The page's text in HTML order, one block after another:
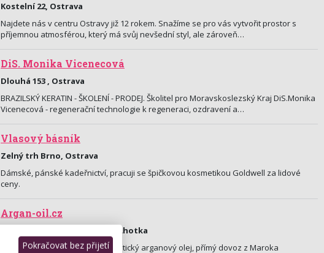
Kostelní 22, Ostrava
Najdete nás v centru Ostravy již 12 rokem. Snažíme se pro vás vytvořit prostor s
příjemnou atmosférou, který má svůj nevšední styl, ale zároveň…
DiS. Monika Vicenecová
Dlouhá 153 , Ostrava
BRAZILSKÝ KERATIN - ŠKOLENÍ - PRODEJ. Školitel pro Moravskoslezský Kraj DiS.Monika
Vicenecová - regenerační technologie k regeneraci, ozdravení a…
Vlasový básník
Zelný trh Brno, Ostrava
Dámské, pánské kadeřnictví, pracuji se špičkovou kosmetikou Goldwell za lidové
ceny.
Argan-oil.cz
Komorní Lhotka 50, Komorní Lhotka
E-shop zaměřený na čistý kosmetický arganový olej, přímý dovoz z Maroka
Pokračovat bez přijetí